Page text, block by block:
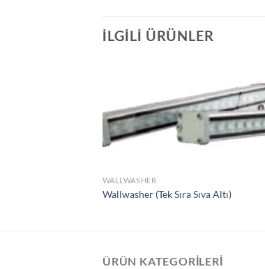
İLGILI ÜRÜNLER
İstek
Listeme
Ekle
WALLWASHER
Wallwasher (Tek Sıra Sıva Altı)
ÜRÜN KATEGORILERI